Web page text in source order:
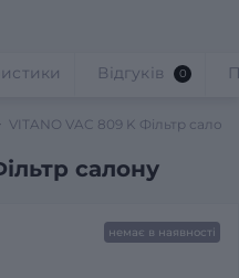
VITANO VAC 809 K Фільтр салону
салону
Відгуків 0
немає в наявності